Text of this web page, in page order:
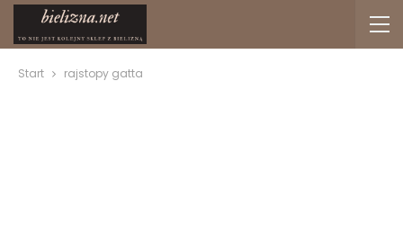
Start rajstopy gatta